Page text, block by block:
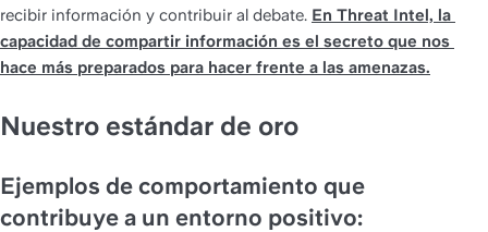
recibir información y contribuir al debate. En Threat Intel, la
capacidad de compartir información es el secreto que nos
hace más preparados para hacer frente a las amenazas.
Nuestro estándar de oro
Ejemplos de comportamiento que
contribuye a un entorno positivo: